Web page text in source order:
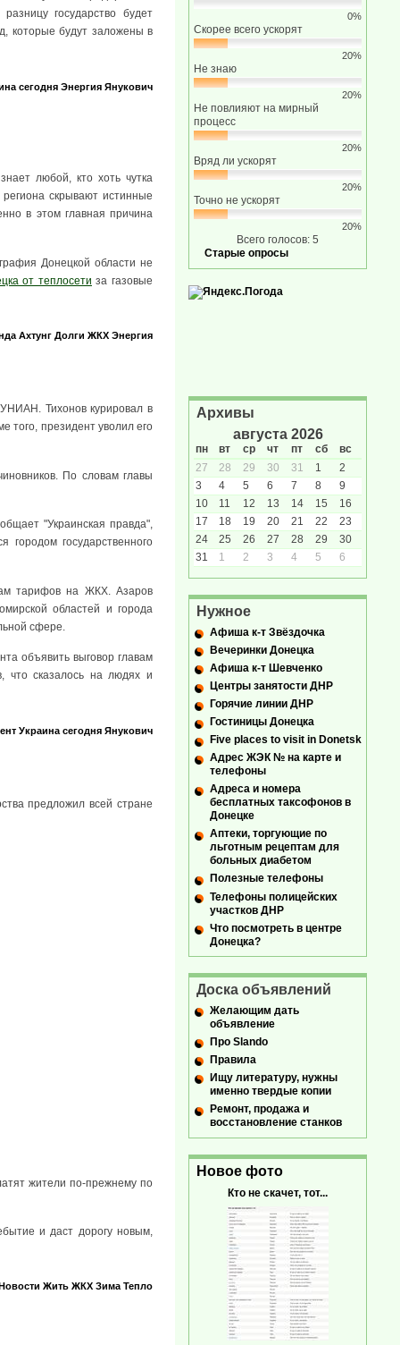
государство будет
которые будут заложены в
сегодня Энергия Янукович
любой, кто хоть чутка
скрывают истинные
в этом главная причина
Донецкой области не
от теплосети за газовые
Ахтунг Долги ЖКХ Энергия
Тихонов курировал в
того, президент уволил его
По словам главы
"Украинская правда",
государственного
тарифов на ЖКХ. Азаров
областей и города
сфере.
объявить выговор главам
что сказалось на людях и
Украина сегодня Янукович
предложил всей стране
жители по-прежнему по
и даст дорогу новым,
Жить ЖКХ Зима Тепло
0%
Скорее всего ускорят
20%
Не знаю
20%
Не повлияют на мирный
процесс
20%
Вряд ли ускорят
20%
Точно не ускорят
20%
Всего голосов: 5
Старые опросы
Архивы
августа 2026
пн вт ср чт пт сб
вс
27
28 29 30 31 1
2
3
4 5 6 7 8
9
10
11 12 13 14 15
16
17
18 19 20 21 22
23
24
25 26 27 28 29
30
31
1 2 3 4 5 6
Нужное
Афиша к-т Звёздочка
Вечеринки Донецка
Афиша к-т Шевченко
Центры занятости ДНР
Горячие линии ДНР
Гостиницы Донецка
Five places to visit in Donetsk
Адрес ЖЭК № на карте и
телефоны
Адреса и номера
бесплатных таксофонов в
Донецке
Аптеки, торгующие по
льготным рецептам для
больных диабетом
Полезные телефоны
Телефоны полицейских
участков ДНР
Что посмотреть в центре
Донецка?
Доска объявлений
Желающим дать
объявление
Про Slando
Правила
Ищу литературу, нужны
именно твердые копии
Ремонт, продажа и
восстановление станков
Новое фото
Кто не скачет, тот...